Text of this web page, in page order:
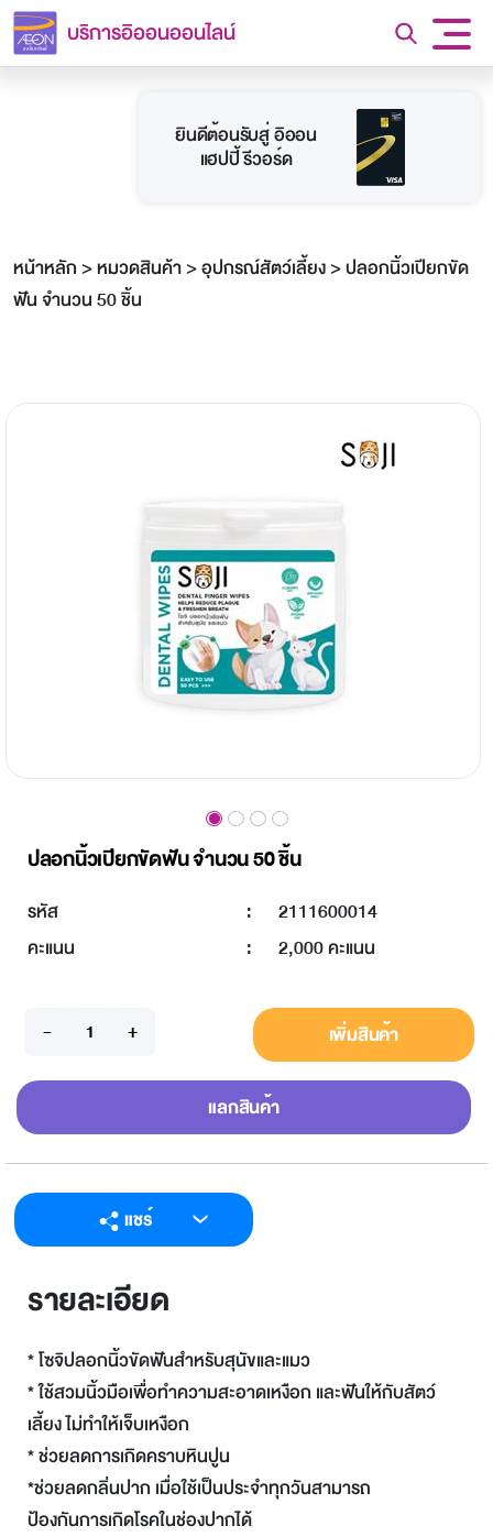
บริการอิออนออนไลน์
ยินดีต้อนรับสู่ อิออน
แฮปปี้ รีวอร์ด
หน้าหลัก >หมวดสินค้า>อุปกรณ์สัตว์เลี้ยง>ปลอกนิ้วเปียกขัด
ฟัน จำนวน 50 ชิ้น
ปลอกนิ้วเปียกขัดฟัน จำนวน 50 ชิ้น
รหัส :
2111600014
คะแนน
: 2,000 คะแนน
เพิ่มสินค้า
แลกสินค้า
แชร์
Facebook
Email
รายละเอียด
* โซจิปลอกนิ้วขัดฟันสำหรับสุนัขและแมว
* ใช้สวมนิ้วมือเพื่อทำความสะอาดเหงือก และฟันให้กับสัตว์
เลี้ยง ไม่ทำให้เจ็บเหงือก
* ช่วยลดการเกิดคราบหินปูน
*ช่วยลดกลิ่นปาก เมื่อใช้เป็นประจำทุกวันสามารถ
ป้องกันการเกิดโรคในช่องปากได้